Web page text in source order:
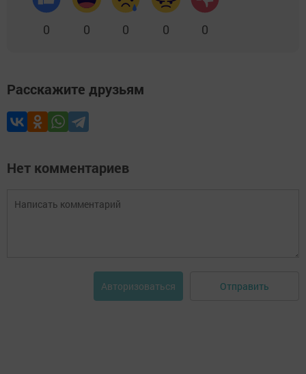
0 0 0 0 0
Расскажите друзьям
Нет комментариев
Авторизоваться Отправить